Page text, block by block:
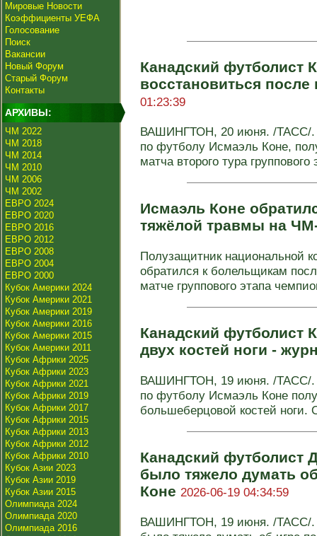
Мировые Новости
Коэффициенты УЕФА
Голосование
Поиск
Вакансии
Новый Форум
Старый Форум
Контакты
АРХИВЫ:
ЧМ 2022
ЧМ 2018
ЧМ 2014
ЧМ 2010
ЧМ 2006
ЧМ 2002
ЕВРО 2024
ЕВРО 2020
ЕВРО 2016
ЕВРО 2012
ЕВРО 2008
ЕВРО 2004
ЕВРО 2000
Кубок Америки 2024
Кубок Америки 2021
Кубок Америки 2019
Кубок Америки 2016
Кубок Америки 2015
Кубок Америки 2011
Кубок Африки 2025
Кубок Африки 2023
Кубок Африки 2021
Кубок Африки 2019
Кубок Африки 2017
Кубок Африки 2015
Кубок Африки 2013
Кубок Африки 2012
Кубок Африки 2010
Кубок Азии 2023
Кубок Азии 2019
Кубок Азии 2015
Олимпиада 2024
Олимпиада 2020
Олимпиада 2016
Канадский футболист
восстановиться
01:23:39
ВАШИНГТОН, 20 июня. /ТАСС/.
по футболу Исмаэль Коне,
матча второго тура группового
Исмаэль Коне
тяжёлой травмы на
Полузащитник национальной
обратился к болельщикам
матче группового этапа
Канадский футболист
двух костей ноги -
ВАШИНГТОН, 19 июня. /ТАСС/.
по футболу Исмаэль Коне
большеберцовой костей ноги.
Канадский футболист
было тяжело думать
Коне 2026-06-19 04:34:59
ВАШИНГТОН, 19 июня. /ТАСС/.